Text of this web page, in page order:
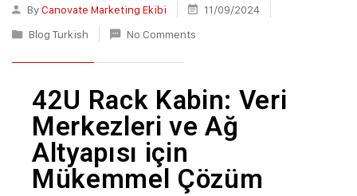
ByCanovate Marketing Ekibi
11/09/2024
Blog Turkish
No Comments
42U Rack Kabin: Veri
Merkezleri ve Ağ
Altyapısı için
Mükemmel Çözüm